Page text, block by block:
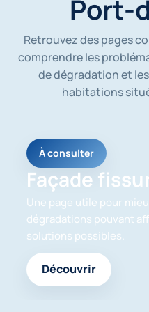
e
n
t
s
é
e
s
p
o
u
r
m
e
r
Port-
Retrouvez des pages
comprendre les
de dégradation et
habitations
À consulter
Façade
Une page utile pour
dégradations pouvant
solutions possibles.
Découvrir